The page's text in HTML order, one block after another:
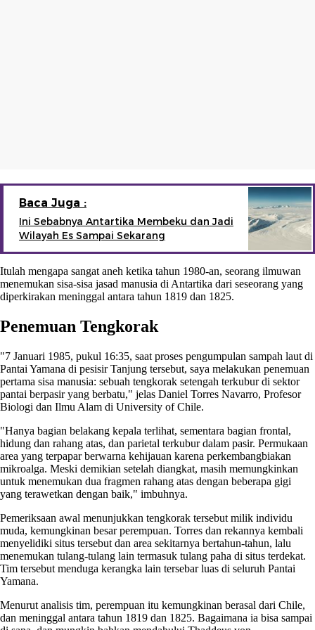
Baca Juga :
Ini Sebabnya Antartika Membeku dan Jadi
Wilayah Es Sampai Sekarang
Itulah mengapa sangat aneh ketika tahun 1980-an, seorang ilmuwan
menemukan sisa-sisa jasad manusia di Antartika dari seseorang yang
diperkirakan meninggal antara tahun 1819 dan 1825.
Penemuan Tengkorak
"7 Januari 1985, pukul 16:35, saat proses pengumpulan sampah laut di
Pantai Yamana di pesisir Tanjung tersebut, saya melakukan penemuan
pertama sisa manusia: sebuah tengkorak setengah terkubur di sektor
pantai berpasir yang berbatu," jelas Daniel Torres Navarro, Profesor
Biologi dan Ilmu Alam di University of Chile.
"Hanya bagian belakang kepala terlihat, sementara bagian frontal,
hidung dan rahang atas, dan parietal terkubur dalam pasir. Permukaan
area yang terpapar berwarna kehijauan karena perkembangbiakan
mikroalga. Meski demikian setelah diangkat, masih memungkinkan
untuk menemukan dua fragmen rahang atas dengan beberapa gigi
yang terawetkan dengan baik," imbuhnya.
Pemeriksaan awal menunjukkan tengkorak tersebut milik individu
muda, kemungkinan besar perempuan. Torres dan rekannya kembali
menyelidiki situs tersebut dan area sekitarnya bertahun-tahun, lalu
menemukan tulang-tulang lain termasuk tulang paha di situs terdekat.
Tim tersebut menduga kerangka lain tersebar luas di seluruh Pantai
Yamana.
Menurut analisis tim, perempuan itu kemungkinan berasal dari Chile,
dan meninggal antara tahun 1819 dan 1825. Bagaimana ia bisa sampai